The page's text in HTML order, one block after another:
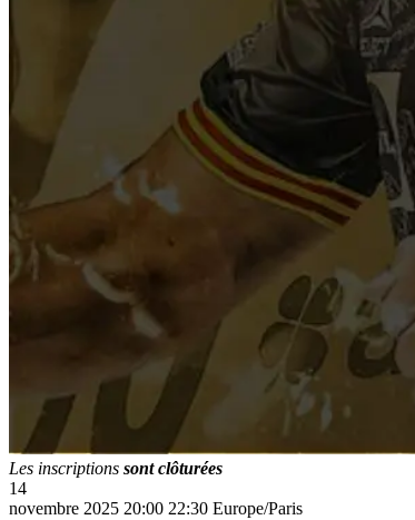
Les inscriptions sont clôturées
14
novembre 2025 20:00 22:30 Europe/Paris